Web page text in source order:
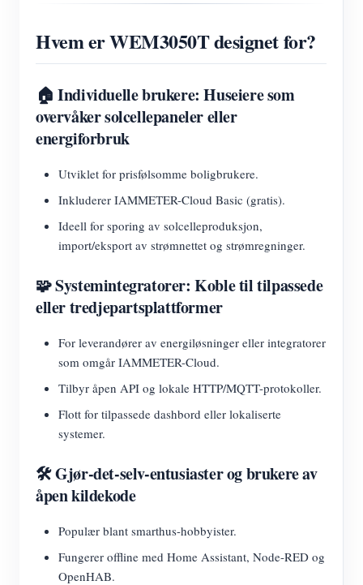
Hvem er WEM3050T designet for?
🏠 Individuelle brukere: Huseiere som
overvåker solcellepaneler eller
energiforbruk
Utviklet for prisfølsomme boligbrukere.
Inkluderer IAMMETER-Cloud Basic (gratis).
Ideell for sporing av solcelleproduksjon,
import/eksport av strømnettet og strømregninger.
🧩 Systemintegratorer: Koble til tilpassede
eller tredjepartsplattformer
For leverandører av energiløsninger eller integratorer
som omgår IAMMETER-Cloud.
Tilbyr åpen API og lokale HTTP/MQTT-protokoller.
Flott for tilpassede dashbord eller lokaliserte
systemer.
🛠️ Gjør-det-selv-entusiaster og brukere av
åpen kildekode
Populær blant smarthus-hobbyister.
Fungerer offline med Home Assistant, Node-RED og
OpenHAB.